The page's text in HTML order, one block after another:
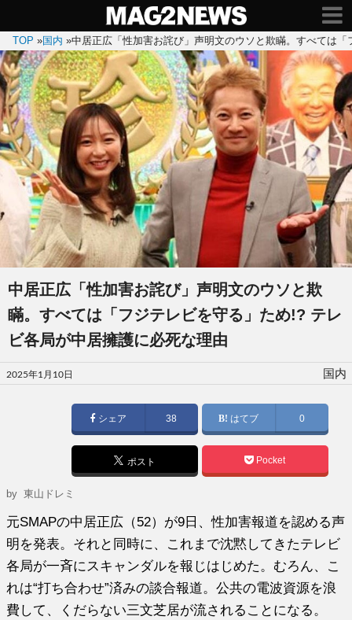
TOP »国内 »中居正広「性加害お詫び」声明文のウソと欺瞞。すべては
中居正広「性加害お詫び」声明文のウソと欺
瞞。すべては「フジテレビを守る」ため!? テレ
ビ各局が中居擁護に必死な理由
投
稿
2025年1月10日 国内
シェア 38 はてブ 0
ポスト Pocket
by 東山ドレミ
元SMAPの中居正広（52）が9日、性加害報道を認める声
明を発表。それと同時に、これまで沈黙してきたテレビ
各局が一斉にスキャンダルを報じはじめた。むろん、こ
れは“打ち合わせ”済みの談合報道。公共の電波資源を浪
費して、くだらない三文芝居が流されることになる。